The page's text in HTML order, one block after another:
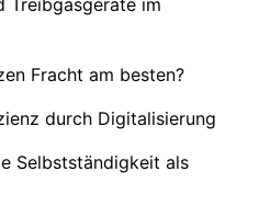
Treibgasgeräte im
Fracht am besten?
durch Digitalisierung
Selbstständigkeit als